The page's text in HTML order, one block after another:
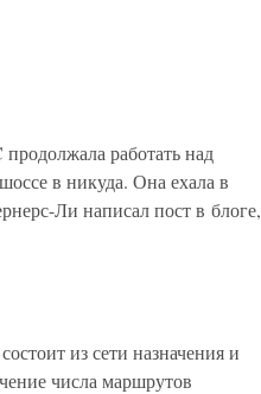
работать над
в никуда. Она ехала в
Ли написал пост в блоге,
из сети назначения и
числа маршрутов